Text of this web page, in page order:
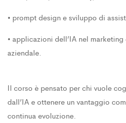
• prompt design e sviluppo di
• applicazioni dell’IA nel
aziendale.
Il corso è pensato per chi vuole
dall’IA e ottenere un vantaggio
continua evoluzione.